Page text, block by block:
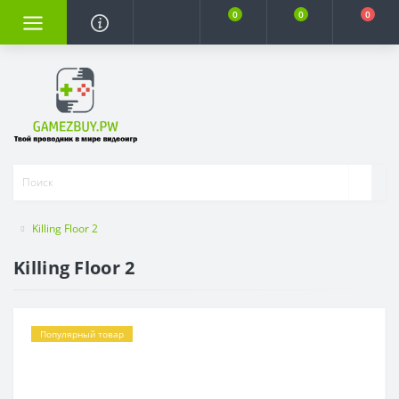
0 0 0
Killing Floor 2
Killing Floor 2
Популярный товар